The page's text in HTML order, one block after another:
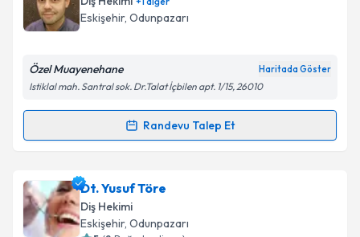
takvim hazırlandığında e-posta ile bilgilendireceğiz.
Kişisel verilerimin işlenmesine ilişkin
Metni'ni okudum ve kişisel verilerimin belirtilen
Takvim Talebini Gönder
Eskişehir, Odunpazarı
Özel Muayenehane Haritada Göster
Istiklal mah. Santral sok. Dr.Talat İçbilen apt. 1/15, 26010
Randevu Talep Et
Randevu Takvimi Talebi
Dt. Can Giderleriçin randevu takvimi talebi
oluşturun. Size bu uzmandan randevu almanız için bir
takvim hazırlandığında e-posta ile bilgilendireceğiz.
Dt. Yusuf Töre
Diş Hekimi
Eskişehir, Odunpazarı